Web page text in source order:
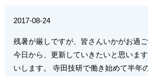
2017-08-24
残暑が厳しですが、皆さんいかがお過
今日から、更新していきたいと思いま
いします。 寺田技研で働き始めて半年